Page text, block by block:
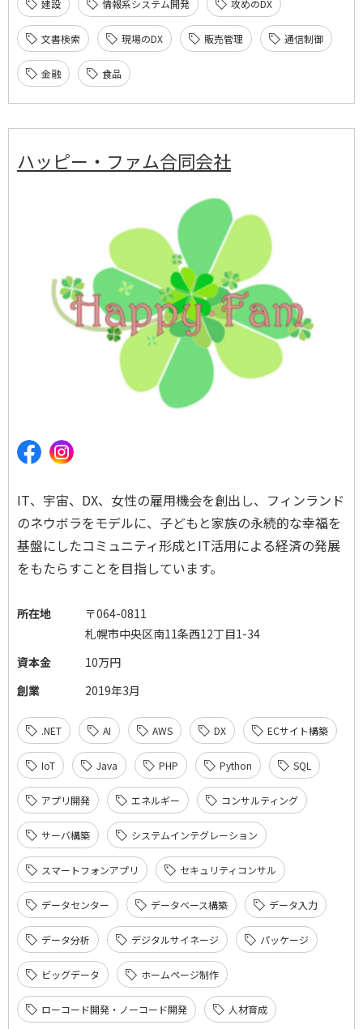
建設 情報系システム開発 攻めのDX
文書検索 現場のDX 販売管理 通信制御
金融 食品
ハッピー・ファム合同会社
IT、宇宙、DX、女性の雇用機会を創出し、フィンランド
のネウボラをモデルに、子どもと家族の永続的な幸福を
基盤にしたコミュニティ形成とIT活用による経済の発展
をもたらすことを目指しています。
所在地
〒064-0811
札幌市中央区南11条西12丁目1-34
資本金
10万円
創業
2019年3月
.NET AI AWS DX ECサイト構築
IoT Java PHP Python SQL
アプリ開発 エネルギー コンサルティング
サーバ構築 システムインテグレーション
スマートフォンアプリ セキュリティコンサル
データセンター データベース構築 データ入力
データ分析 デジタルサイネージ パッケージ
ビッグデータ ホームページ制作
ローコード開発・ノーコード開発 人材育成